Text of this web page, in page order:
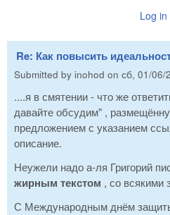
Log in
Re: Как повысить
Submitted by inohod on сб, 01/06/
....я в смятении - что же
давайте обсудим" ,
предложением с указанием
описание.
Неужели надо а-ля Григорий
жирным текстом , со всякими
С Международным днём